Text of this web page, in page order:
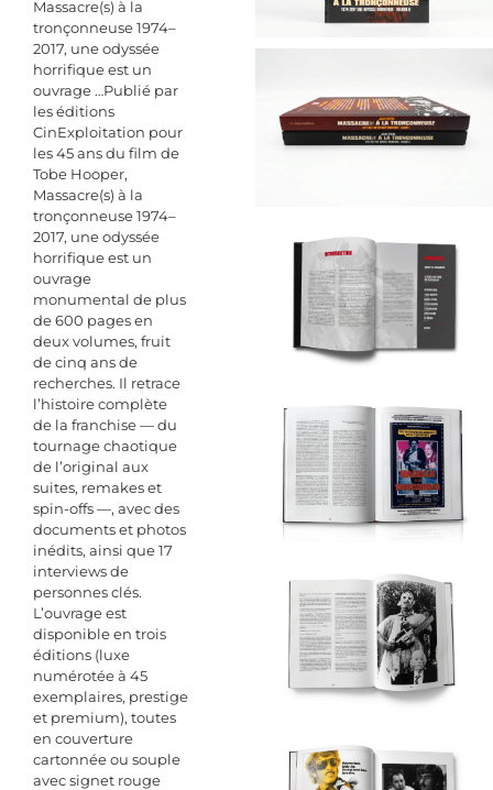
Massacre(s) à la
tronçonneuse 1974–
2017, une odyssée
horrifique est un
ouvrage …Publié par
les éditions
CinExploitation pour
les 45 ans du film de
Tobe Hooper,
Massacre(s) à la
tronçonneuse 1974–
2017, une odyssée
horrifique est un
ouvrage
monumental de plus
de 600 pages en
deux volumes, fruit
de cinq ans de
recherches. Il retrace
l’histoire complète
de la franchise — du
tournage chaotique
de l’original aux
suites, remakes et
spin-offs —, avec des
documents et photos
inédits, ainsi que 17
interviews de
personnes clés.
L’ouvrage est
disponible en trois
éditions (luxe
numérotée à 45
exemplaires, prestige
et premium), toutes
en couverture
cartonnée ou souple
avec signet rouge